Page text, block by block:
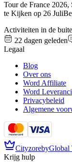
Tour de France 2026,
te Kijken op 26
Activiteiten in de
22 dagen geleden
Legaal
Blog
Over ons
Word Affiliate
Word
Privacybeleid
Algemene
CityzorebyGlobal
Krijg hulp